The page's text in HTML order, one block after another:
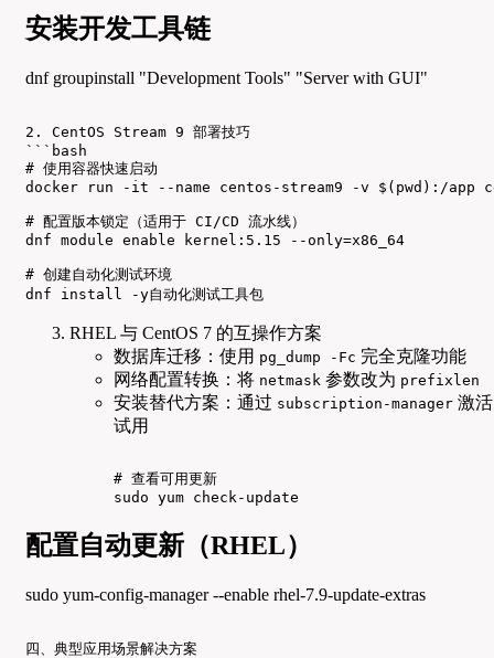
安装开发工具链
dnf groupinstall "Development Tools" "Server with GUI"
2. CentOS Stream 9 部署技巧
```bash
# 使用容器快速启动
docker run -it --name centos-stream9 -v $(pwd):/app
# 配置版本锁定（适用于 CI/CD 流水线）
dnf module enable kernel:5.15 --only=x86_64
# 创建自动化测试环境
dnf install -y自动化测试工具包
RHEL 与 CentOS 7 的互操作方案
数据库迁移：使用 pg_dump -Fc 完全克隆功能
网络配置转换：将 netmask 参数改为 prefixlen
安装替代方案：通过 subscription-manager 激活
试用
# 查看可用更新
sudo yum check-update
配置自动更新（RHEL）
sudo yum-config-manager --enable rhel-7.9-update-extras
四、典型应用场景解决方案